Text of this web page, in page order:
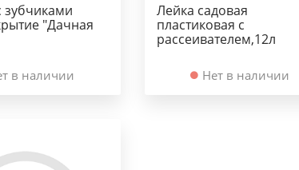
зубчиками
"Дачная
в наличии
Лейка садовая
пластиковая с
рассеивателем,12л
Нет в наличии